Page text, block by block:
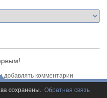
добавлять комментарии
сохранены. Обратная связь